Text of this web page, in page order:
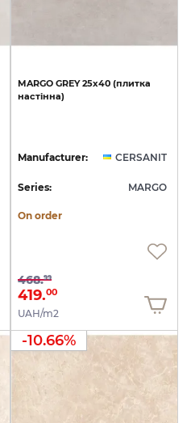
MARGO GREY 25х40 (плитка
настінна)
Manufacturer: CERSANIT
Series: MARGO
On order
468.99
419.00
UAH/m2
-10.66%